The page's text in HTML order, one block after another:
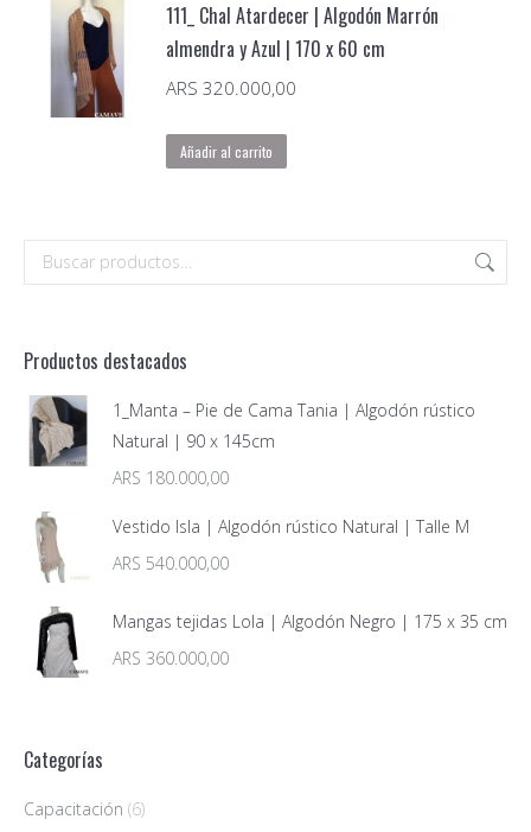
111_ Chal Atardecer | Algodón Marrón
almendra y Azul | 170 x 60 cm
ARS 320.000,00
Añadir al carrito
Productos destacados
1_Manta – Pie de Cama Tania | Algodón rústico
Natural | 90 x 145cm
ARS 180.000,00
Vestido Isla | Algodón rústico Natural | Talle M
ARS 540.000,00
Mangas tejidas Lola | Algodón Negro | 175 x 35 cm
ARS 360.000,00
Categorías
Capacitación (6)